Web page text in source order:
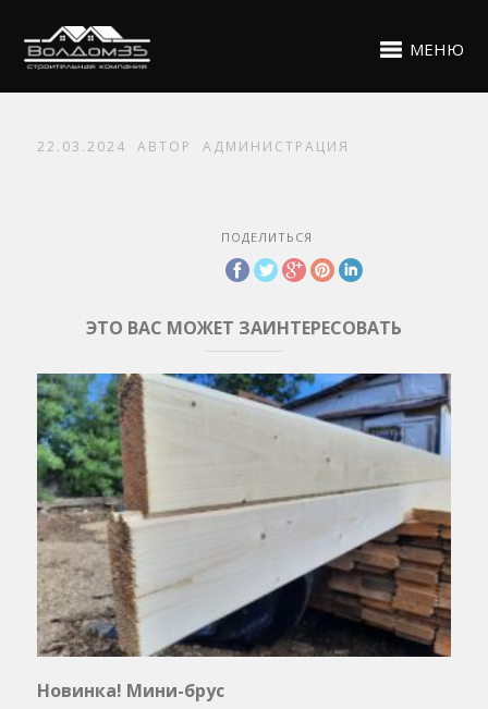
МЕНЮ
22.03.2024 АВТОР АДМИНИСТРАЦИЯ
ПОДЕЛИТЬСЯ
ЭТО ВАС МОЖЕТ ЗАИНТЕРЕСОВАТЬ
Новинка! Мини-брус